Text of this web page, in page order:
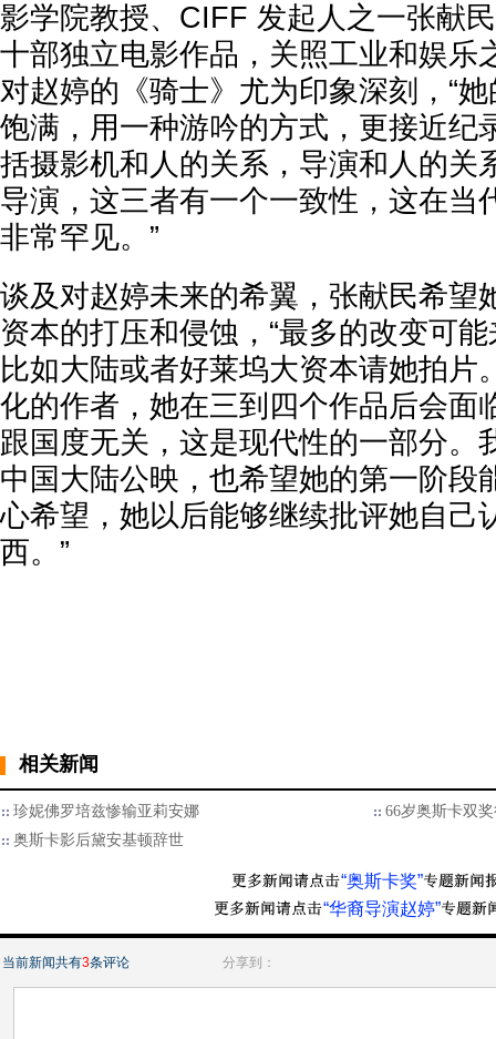
影学院教授、CIFF 发起人之一张献
十部独立电影作品，关照工业和娱乐
对赵婷的《骑士》尤为印象深刻，“
饱满，用一种游吟的方式，更接近纪
括摄影机和人的关系，导演和人的关
导演，这三者有一个一致性，这在当
非常罕见。”
谈及对赵婷未来的希翼，张献民希望
资本的打压和侵蚀，“最多的改变可
比如大陆或者好莱坞大资本请她拍片
化的作者，她在三到四个作品后会面
跟国度无关，这是现代性的一部分。
中国大陆公映，也希望她的第一阶段
心希望，她以后能够继续批评她自己
西。”
相关新闻
珍妮佛罗培兹惨输亚莉安娜
66岁奥斯卡双
奥斯卡影后黛安基顿辞世
“奥斯卡奖”
“华裔导演赵婷”
当前新闻共有3条评论 分享到：